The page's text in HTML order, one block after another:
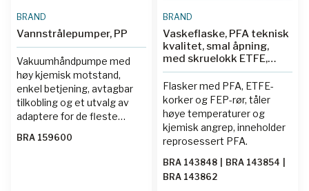
BRAND
Vannstrålepumper, PP
Vakuumhåndpumpe med
høy kjemisk motstand,
enkel betjening, avtagbar
tilkobling og et utvalg av
adaptere for de fleste
BRA 159600
BRAND
Vaskeflaske, PFA teknisk
kvalitet, smal åpning,
med skruelokk ETFE,
FEP-slange
Flasker med PFA, ETFE-
korker og FEP-rør, tåler
høye temperaturer og
kjemisk angrep, inneholder
reprosessert PFA.
BRA 143848 BRA 143854
BRA 143862